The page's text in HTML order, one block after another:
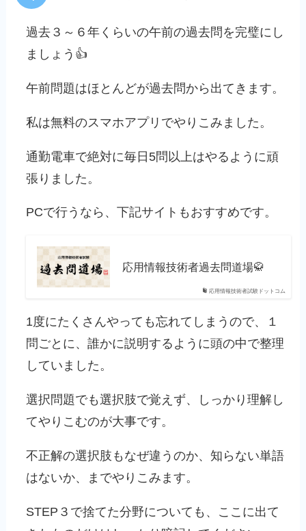
過去３～６年くらいの午前の過去問を完璧にし
ましょう👍
午前問題はほとんどが過去問から出てきます。
私は無料のスマホアプリでやりこみました。
通勤電車で絶対に毎日5問以上はやるように頑
張りました。
PCで行うなら、下記サイトもおすすめです。
応用情報技術者試験ドットコム
応用情報技術者過去問道場🥋
1度にたくさんやっても忘れてしまうので、１
問ごとに、誰かに説明するように頭の中で整理
していました。
選択問題でも選択肢で覚えず、しっかり理解し
てやりこむのが大事です。
不正解の選択肢もなぜ違うのか、知らない単語
はないか、までやりこみます。
STEP３で捨てた分野についても、ここに出て